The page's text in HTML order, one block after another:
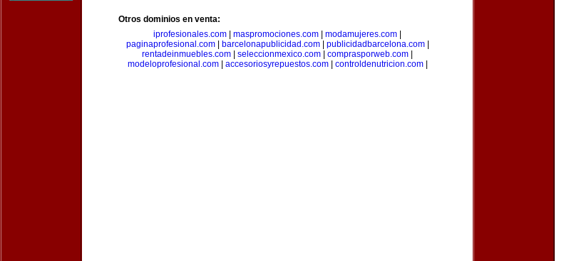
Otros dominios en venta:
iprofesionales.com
maspromociones.com modamujeres.com
paginaprofesional.com| barcelonapublicidad.com| publicidadbarcelona.com|
rentadeinmuebles.com
seleccionmexico.com comprasporweb.com
modeloprofesional.com| accesoriosyrepuestos.com| controldenutricion.com|